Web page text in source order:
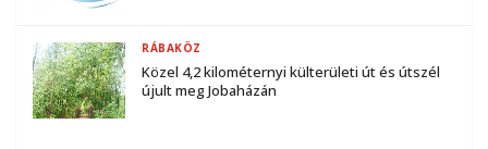
Közel 4,2 kilométernyi külterületi út és útszél
újult meg Jobaházán
RÁBAKÖZ